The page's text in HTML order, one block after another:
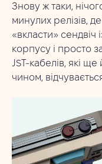
Знову ж таки,
минулих релізів,
«вкласти» сендвіч
корпусу і просто
JST-кабелів, які
чином,